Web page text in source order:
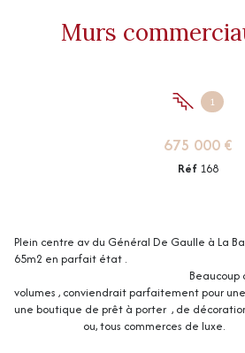
1
675 000 €
Réf 168
Plein centre av du Général De Gaulle à La
65m2 en
Beaucoup de charme
volumes , conviendrait parfaitement pour
une boutique de prêt à porter
ou, tous